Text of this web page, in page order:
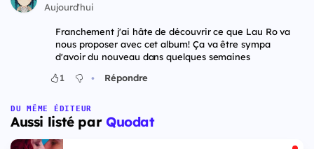
Aujourd'hui
Franchement j'ai hâte de découvrir ce que Lau Ro va
nous proposer avec cet album! Ça va être sympa
d'avoir du nouveau dans quelques semaines
1
• Répondre
DU MÊME ÉDITEUR
Aussi listé par Quodat